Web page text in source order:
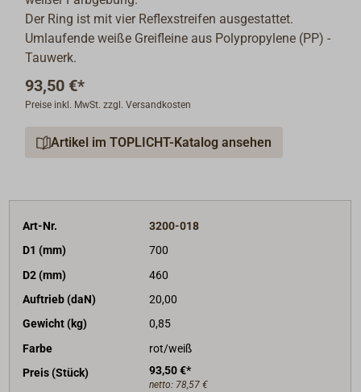
Der Ring ist mit vier Reflexstreifen ausgestattet.
Umlaufende weiße Greifleine aus Polypropylene (PP) -
Tauwerk.
93,50 €*
Preise inkl. MwSt. zzgl. Versandkosten
Artikel im TOPLICHT-Katalog ansehen
Art-Nr.
3200-018
D1 (mm)
700
D2 (mm)
460
Auftrieb (daN)
20,00
Gewicht (kg)
0,85
Farbe
rot/weiß
Preis (Stück)
93,50 €*
netto: 78,57 €